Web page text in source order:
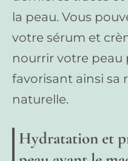
la peau. Vous
votre sérum et
nourrir votre peau
favorisant ainsi sa
naturelle.
Hydratation et